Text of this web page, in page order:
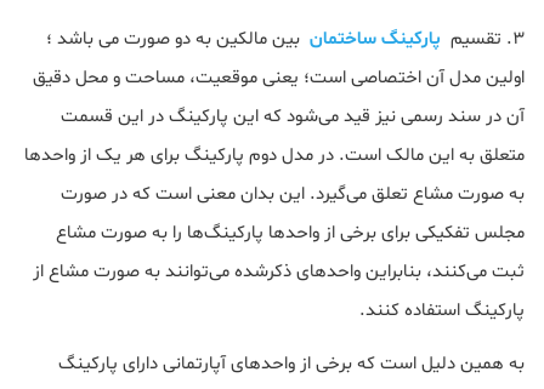
3. تقسیم پارکینگ ساختمان بین مالکین به دو صورت می باشد ؛
اولین مدل آن اختصاصی است؛ یعنی موقعیت، مساحت و محل دقیق
آن در سند رسمی نیز قید می‌شود که این پارکینگ در این قسمت
متعلق به این مالک است. در مدل دوم پارکینگ برای هر یک از واحدها
به ‌صورت مشاع تعلق می‌گیرد. این بدان معنی است که در صورت‌
مجلس تفکیکی برای برخی از واحدها پارکینگ‌ها را به ‌صورت مشاع
ثبت می‌کنند، بنابراین واحدهای ذکرشده می‌توانند به ‌صورت مشاع از
پارکینگ استفاده کنند.
به همین دلیل است که برخی از واحدهای آپارتمانی دارای پارکینگ